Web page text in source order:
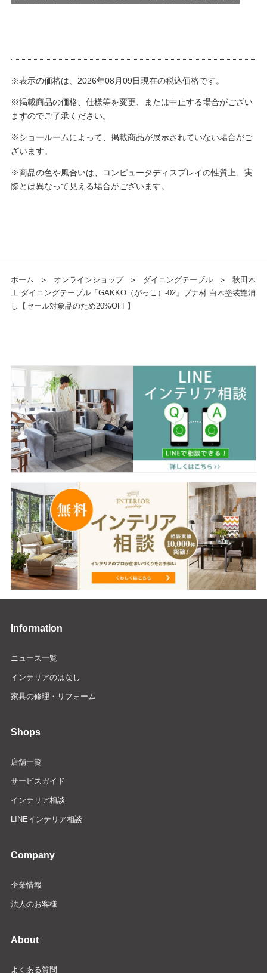
※表示の価格は、2026年08月09日現在の税込価格です。
※掲載商品の価格、仕様等を変更、または中止する場合がござい
ますのでご了承ください。
※ショールームによって、掲載商品が展示されていない場合がご
ざいます。
※商品の色や風合いは、コンピュータディスプレイの性質上、実
際とは異なって見える場合がございます。
ホーム ＞ オンラインショップ ＞ ダイニングテーブル ＞
秋田木
工 ダイニングテーブル「GAKKO（がっこ）-02」ブナ材 白木塗装艶消
し【セール対象品のため20%OFF】
Information
ニュース一覧
インテリアのはなし
家具の修理・リフォーム
Shops
店舗一覧
サービスガイド
インテリア相談
LINEインテリア相談
Company
企業情報
法人のお客様
About
よくある質問